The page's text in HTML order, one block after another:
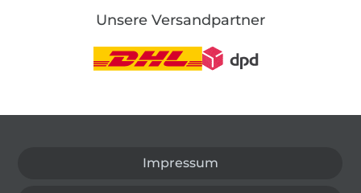
Unsere Versandpartner
Impressum